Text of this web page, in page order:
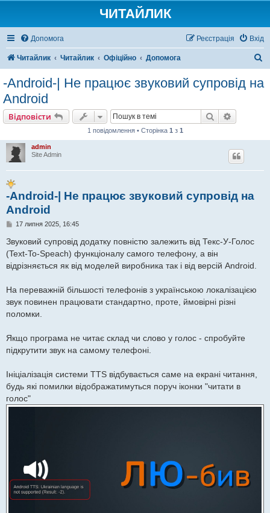
ЧИТАЙЛИК
Допомога Вхід
Реєстрація
Читайлик Читайлик Офіційно Допомога
ш
-Android-| Не працює звуковий супровід на
Android
Відповісти Пошук
1 повідомлення • Сторінка 1 з 1
admin
Site Admin
-Android-| Не працює звуковий супровід на
Android
П
в
і
д
м
н
н
17 липня 2025, 16:45
Звуковий супровід додатку повністю залежить від Текс-У-Голос
(Text-To-Speach) функціоналу самого телефону, а він
відрізняється як від моделей виробника так і від версій Android.
На переважній більшості телефонів з українською локалізацією
звук повинен працювати стандартно, проте, ймовірні різні
поломки.
Якщо програма не читає склад чи слово у голос - спробуйте
підкрутити звук на самому телефоні.
Ініціалізація системи TTS відбувається саме на екрані читання,
будь які помилки відображатимуться поруч іконки "читати в
голос"